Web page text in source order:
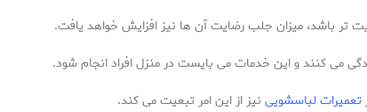
تر باشد، میزان جلب رضایت آن ها نیز افزایش خواهد یافت.
می کنند و این خدمات می بایست در منزل افراد انجام شود.
تعمیرات لباسشویی نیز از این امر تبعیت می کند.